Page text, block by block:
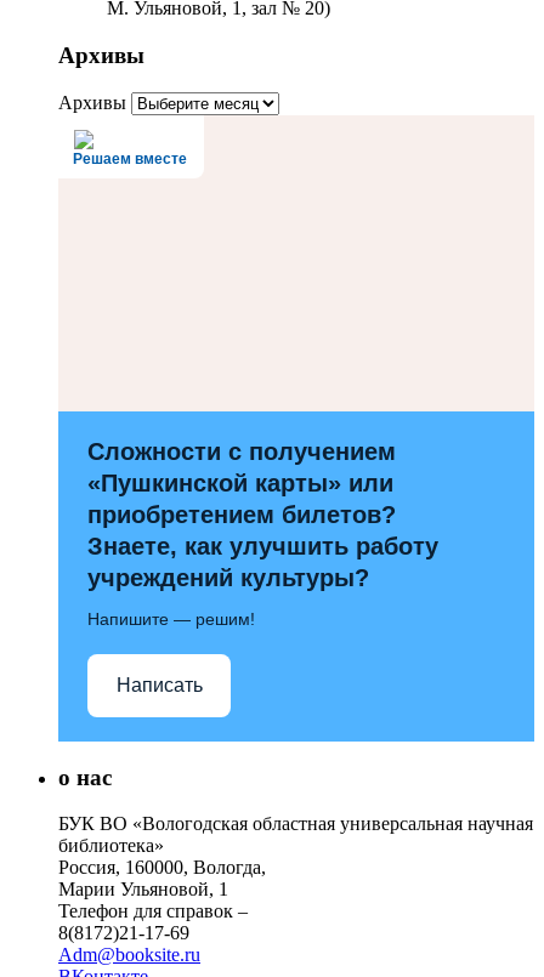
М. Ульяновой, 1, зал № 20)
Архивы
Архивы
Решаем вместе
Сложности с получением
«Пушкинской карты» или
приобретением билетов?
Знаете, как улучшить работу
учреждений культуры?
Напишите — решим!
Написать
о нас
БУК ВО «Вологодская областная универсальная научная
библиотека»
Россия, 160000, Вологда,
Марии Ульяновой, 1
Телефон для справок –
8(8172)21-17-69
Adm@booksite.ru